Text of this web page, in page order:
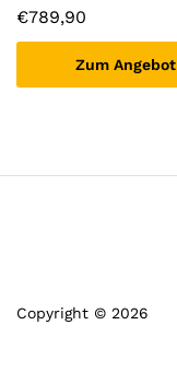
€789,90
Zum Angebot
Copyright © 2026